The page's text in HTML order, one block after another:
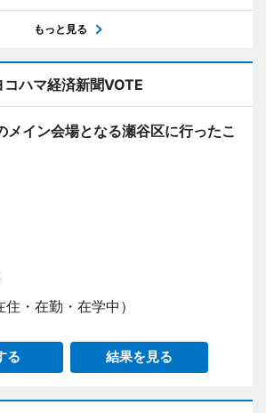
もっと見る
コハマ経済新聞VOTE
メイン会場となる瀬谷区に行ったこ
・在勤・在学中）
る 結果を見る